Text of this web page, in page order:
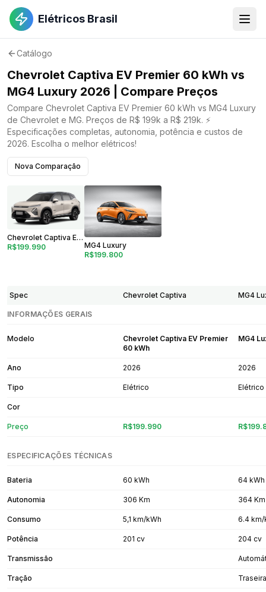
Elétricos Brasil
Catálogo
Chevrolet Captiva EV Premier 60 kWh vs
MG4 Luxury 2026 | Compare Preços
Compare Chevrolet Captiva EV Premier 60 kWh vs MG4 Luxury
de Chevrolet e MG. Preços de R$ 199k a R$ 219k. ⚡
Especificações completas, autonomia, potência e custos de
2026. Escolha o melhor elétricos!
Nova Comparação
Chevrolet Captiva EV Premier 60 kWh
R$199.990
MG4 Luxury
R$199.800
Spec Chevrolet Captiva MG4
INFORMAÇÕES GERAIS
Modelo
Chevrolet Captiva EV Premier
60 kWh
MG4
Ano 2026 2026
Tipo Elétrico Elétrico
Cor
Preço R$199.990
ESPECIFICAÇÕES TÉCNICAS
Bateria 60 kWh 64 kWh
Autonomia 306 Km 364 Km
Consumo 5,1 km/kWh 6.4 km/
Potência 201 cv 204 cv
Transmissão
Tração